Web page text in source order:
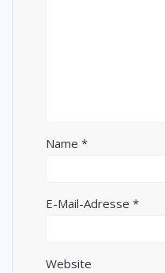
Name *
E-Mail-Adresse *
Website